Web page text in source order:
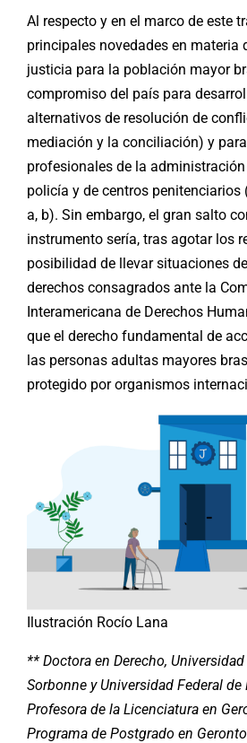
Al respecto y en el marco de este
principales novedades en materia
justicia para la población mayor
compromiso del país para
alternativos de resolución de
mediación y la conciliación) y
profesionales de la
policía y de centros penitenciarios
a, b). Sin embargo, el gran salto
instrumento sería, tras agotar los
posibilidad de llevar situaciones
derechos consagrados ante la
Interamericana de Derechos
que el derecho fundamental de
las personas adultas mayores
protegido por organismos
Ilustración Rocío Lana
** Doctora en Derecho,
Sorbonne y Universidad Federal de
Profesora de la Licenciatura en
Programa de Postgrado en